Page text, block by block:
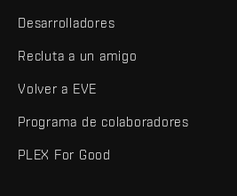
Desarrolladores
Recluta a un amigo
Volver a EVE
Programa de colaboradores
PLEX For Good